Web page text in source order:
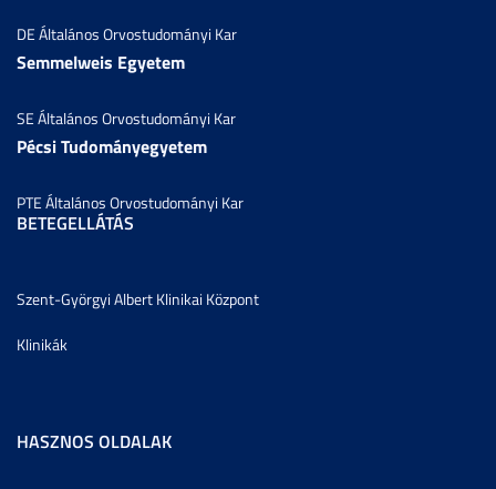
DE Általános Orvostudományi Kar
Semmelweis Egyetem
SE Általános Orvostudományi Kar
Pécsi Tudományegyetem
PTE Általános Orvostudományi Kar
BETEGELLÁTÁS
Szent-Györgyi Albert Klinikai Központ
Klinikák
HASZNOS OLDALAK